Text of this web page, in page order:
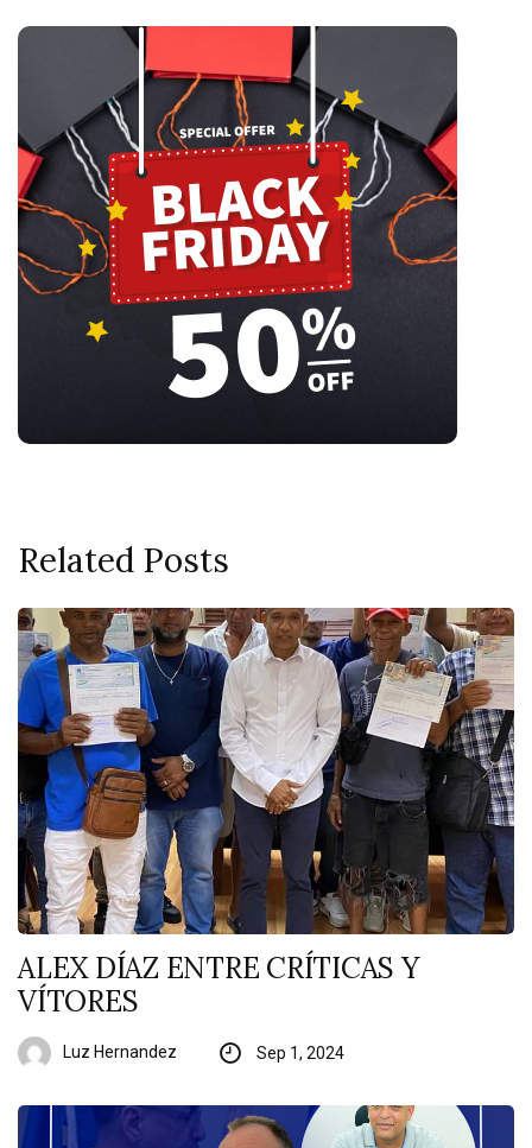
Related Posts
ALEX DÍAZ ENTRE CRÍTICAS Y
VÍTORES
Luz Hernandez Sep 1, 2024